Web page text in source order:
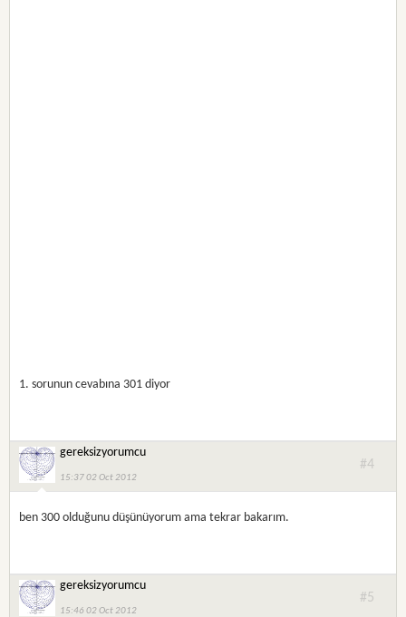
1. sorunun cevabına 301 diyor
gereksizyorumcu
15:37 02 Oct 2012
#4
ben 300 olduğunu düşünüyorum ama tekrar bakarım.
gereksizyorumcu
15:46 02 Oct 2012
#5